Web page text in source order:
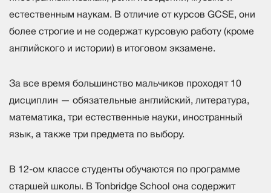
естественным наукам. В отличие от курсов GCSE, они
более строгие и не содержат курсовую работу (кроме
английского и истории) в итоговом экзамене.
За все время большинство мальчиков проходят 10
дисциплин — обязательные английский, литература,
математика, три естественные науки, иностранный
язык, а также три предмета по выбору.
В 12-ом классе студенты обучаются по программе
старшей школы. В Tonbridge School она содержит